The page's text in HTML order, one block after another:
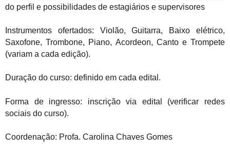
do perfil e possibilidades de estagiários e supervisores
Instrumentos ofertados: Violão, Guitarra, Baixo elétrico,
Saxofone, Trombone, Piano, Acordeon, Canto e Trompete
(variam a cada edição).
Duração do curso: definido em cada edital.
Forma de ingresso: inscrição via edital (verificar redes
sociais do curso).
Coordenação: Profa. Carolina Chaves Gomes